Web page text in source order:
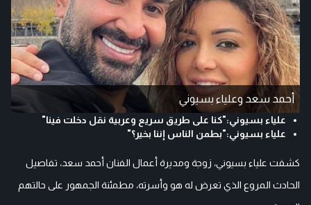
أحمد سعد وعلياء بسيوني
علياء بسيوني:"كنا على طريق سريع وعربية نقل دخلت فينا"
علياء بسيوني:"بطمن الناس إننا بخير؟"
كشفت علياء بسيوني، زوجة ومديرة أعمال الفنان أحمد سعد، تفاصيل
الحادث المروع الذي تعرض له هو وأسرته، مطمئنة الجمهور على حالتهم